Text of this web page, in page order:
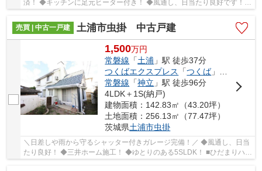
済！ ◆キッチンに足元ヒーター付き！ ◆風通し、日当たり良好です！ ■
売買 | 中古一戸建
土浦市虫掛 中古戸建
1,500万円
常磐線 「土浦 」駅 徒歩37分
つくばエクスプレス
「つくば」駅 徒歩94分
常磐線 「神立 」駅 徒歩96分
4LDK＋1S(納戸)
建物面積：142.83㎡（43.20坪）
土地面積：256.13㎡（77.47坪）
茨城県土浦市虫掛
＼日差しや雨から守るシャッター付きガレージ完備！／ ◆風通し、日当
たり良好！ ◆三井ホーム施工！ ◆ゆとりのある5SLDK！ ■ひだまりハウ